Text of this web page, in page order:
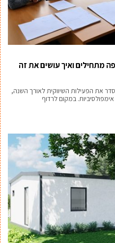
מתחילים ואיך עושים את זה
את הפעילות השיווקית לאורך השנה,
במקום לרדוף